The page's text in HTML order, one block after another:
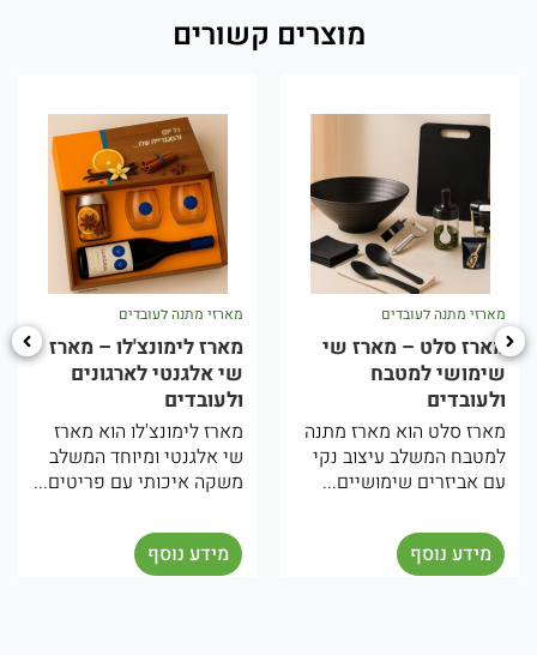
מוצרים קשורים
מתנה לעובדים
סלט – מארז שי
למטבח
סלט הוא מארז מתנה
המשלב עיצוב נקי
אביזרים שימושיים...
מידע נוסף
מארזי מתנה לעובדים
מארז לימונצ'לו – מארז
שי אלגנטי לארגונים
ולעובדים
מארז לימונצ'לו הוא מארז
שי אלגנטי ומיוחד המשלב
משקה איכותי עם פריטים...
מידע נוסף